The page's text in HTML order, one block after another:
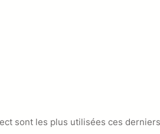
sont les plus utilisées ces